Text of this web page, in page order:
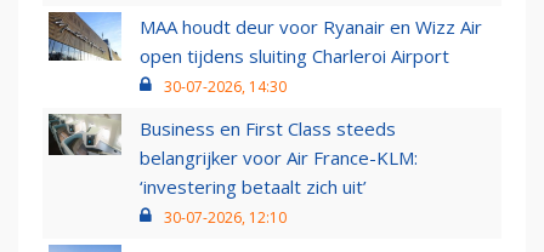
MAA houdt deur voor Ryanair en Wizz Air
open tijdens sluiting Charleroi Airport
30-07-2026, 14:30
Business en First Class steeds
belangrijker voor Air France-KLM:
‘investering betaalt zich uit’
30-07-2026, 12:10